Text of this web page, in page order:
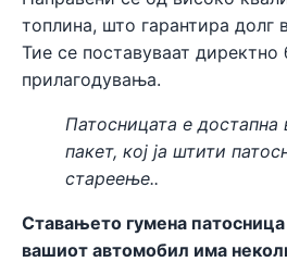
топлина, што гарантира долг
Тие се поставуваат директно
прилагодувања.
Патосницата е достапна
пакет, кој ја штити
стареење..
Ставањето гумена
вашиот автомобил има